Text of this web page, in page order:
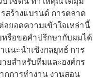
สร้างแบรนด์ การตลาด
ยอดความเข้าใจเหล่านี้
รือขอคำปรึกษากับผมได้
แนะนำเชิงกลยุทธ์ การ
ายสำหรับทีมและองค์กร
การทำงาน งานสอน